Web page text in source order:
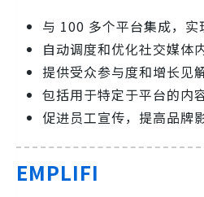
与 100 多个平台集成，实
自动调度和优化社交媒体
提供受众参与度和增长见
包括用于特定于平台的内
促进员工宣传，提高品牌
EMPLIFI